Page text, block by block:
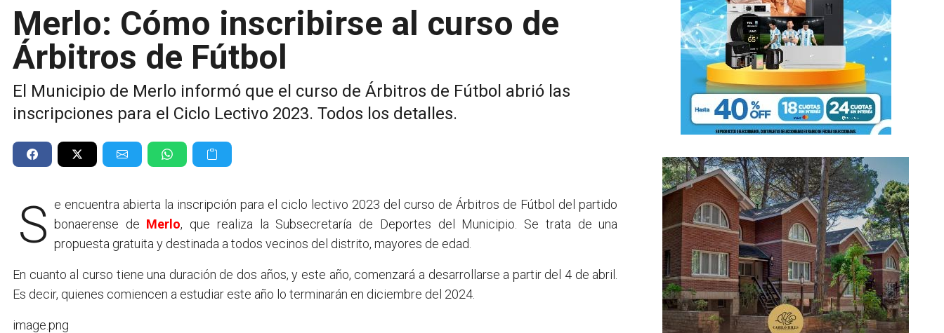
Merlo: Cómo inscribirse al curso de
Árbitros de Fútbol
El Municipio de Merlo informó que el curso de Árbitros de Fútbol abrió las
inscripciones para el Ciclo Lectivo 2023. Todos los detalles.
Se encuentra abierta la inscripción para el ciclo lectivo 2023 del curso de Árbitros de Fútbol del partido bonaerense de Merlo, que realiza la Subsecretaría de Deportes del Municipio. Se trata de una
propuesta gratuita y destinada a todos vecinos del distrito, mayores de edad.
En cuanto al curso tiene una duración de dos años, y este año, comenzará a desarrollarse a partir del 4 de abril.
Es decir, quienes comiencen a estudiar este año lo terminarán en diciembre del 2024.
image.png